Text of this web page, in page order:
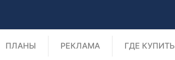
ПЛАНЫ РЕКЛАМА ГДЕ КУПИТЬ